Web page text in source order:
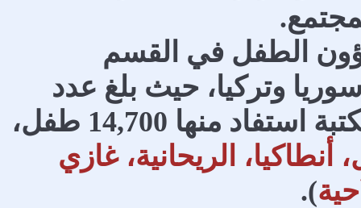
الطفل في القسم
وتركيا، حيث بلغ عدد
المكتبات خلال عام العام الماضي، 11 مكتبة استفاد منها 14,700 طفل،
الريحانية، غازي
).